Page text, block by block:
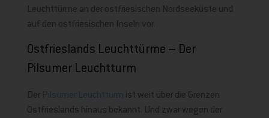
Leuchttürme an der ostfriesischen Nordseeküste und
auf den ostfriesischen Inseln vor.
Ostfrieslands Leuchttürme – Der
Pilsumer Leuchtturm
Der Pilsumer Leuchtturm ist weit über die Grenzen
Ostfrieslands hinaus bekannt. Und zwar wegen der